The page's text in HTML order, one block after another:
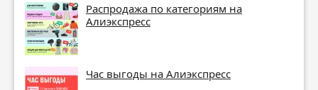
Распродажа по категориям на
Алиэкспресс
Час выгоды на Алиэкспресс